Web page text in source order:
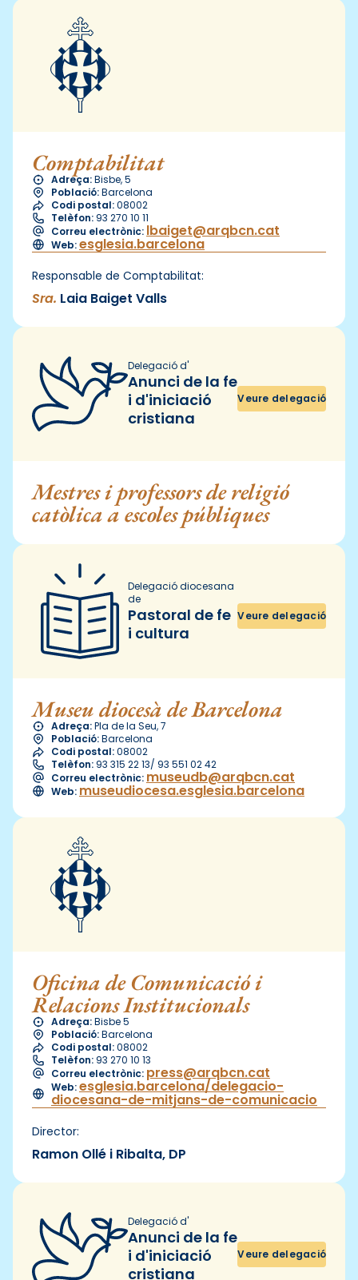
Comptabilitat
Adreça:Bisbe, 5
Població:Barcelona
Codi postal:08002
Telèfon: 93 270 10 11
Correu electrònic: lbaiget@arqbcn.cat
Web:esglesia.barcelona
Responsable de Comptabilitat:
Sra. Laia Baiget Valls
Delegació d'
Anunci de la fe
i d'iniciació
cristiana
Veure delegació
Mestres i professors de religió
catòlica a escoles públiques
Delegació diocesana
de
Pastoral de fe
i cultura
Veure delegació
Museu diocesà de Barcelona
Adreça:Pla de la Seu, 7
Població:Barcelona
Codi postal:08002
Telèfon: 93 315 22 13/ 93 551 02 42
Correu electrònic: museudb@arqbcn.cat
Web: museudiocesa.esglesia.barcelona
Oficina de Comunicació i
Relacions Institucionals
Adreça:Bisbe 5
Població:Barcelona
Codi postal:08002
Telèfon: 93 270 10 13
Correu electrònic: press@arqbcn.cat
Web:esglesia.barcelona/delegacio-
diocesana-de-mitjans-de-comunicacio
Director:
Ramon Ollé i Ribalta, DP
Delegació d'
Anunci de la fe
i d'iniciació
cristiana
Veure delegació